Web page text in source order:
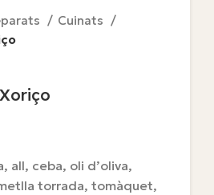
Cuinats
all, ceba, oli d’oliva,
torrada, tomàquet,